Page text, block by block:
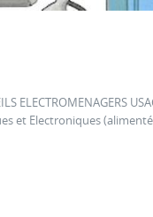
ELECTROMENAGERS
et Electroniques